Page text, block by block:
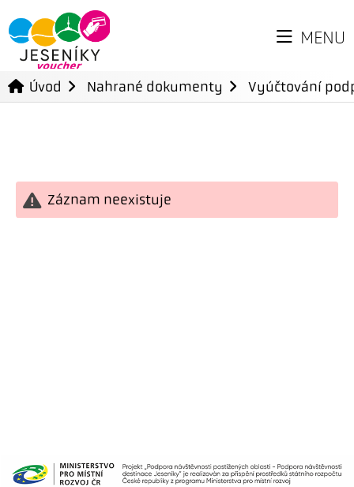
MENU
Úvod Nahrané dokumenty Vyúčtování
Záznam neexistuje